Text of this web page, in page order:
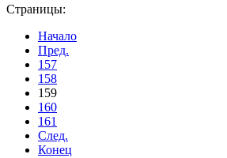
Страницы:
Начало
Пред.
157
158
159
160
161
След.
Конец